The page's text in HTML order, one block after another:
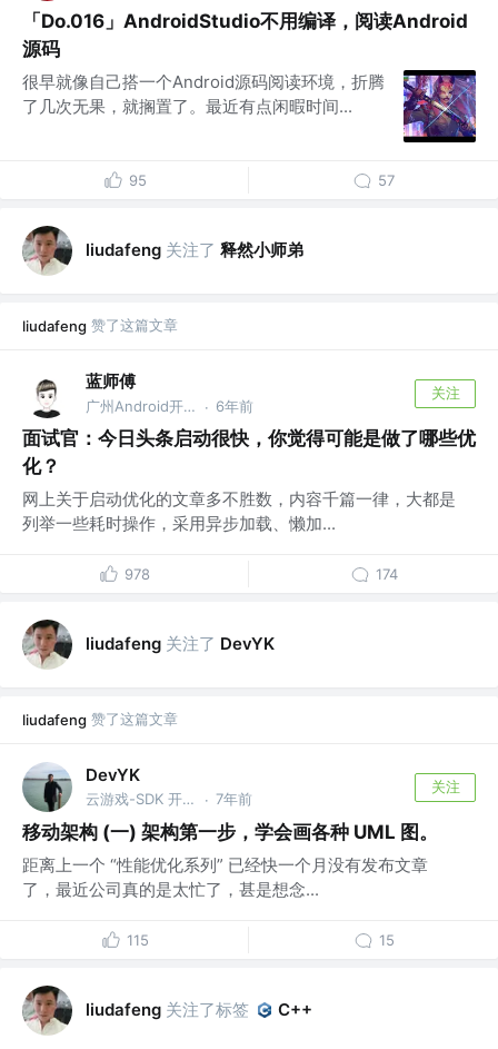
「Do.016」AndroidStudio不用编译，阅读Android
源码
很早就像自己搭一个Android源码阅读环境，折腾
了几次无果，就搁置了。最近有点闲暇时间...
95 57
liudafeng 关注了 释然小师弟
liudafeng 赞了这篇文章
蓝师傅
广州Android开发 @TT · 6年前
关注
面试官：今日头条启动很快，你觉得可能是做了哪些优
化？
网上关于启动优化的文章多不胜数，内容千篇一律，大都是
列举一些耗时操作，采用异步加载、懒加...
978 174
liudafeng 关注了 DevYK
liudafeng 赞了这篇文章
DevYK
云游戏-SDK 开发 @公众号: DevYK · 7年前
关注
移动架构 (一) 架构第一步，学会画各种 UML 图。
距离上一个 “性能优化系列” 已经快一个月没有发布文章
了，最近公司真的是太忙了，甚是想念...
115 15
liudafeng 关注了标签 C++